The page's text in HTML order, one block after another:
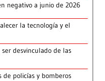
negativo a junio de 2026
la tecnología y el
desvinculado de las
de policías y bomberos